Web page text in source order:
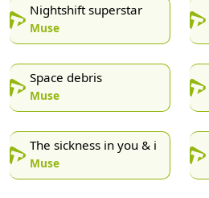
Nightshift superstar
Muse
Space debris
Muse
The sickness in you & i
Muse